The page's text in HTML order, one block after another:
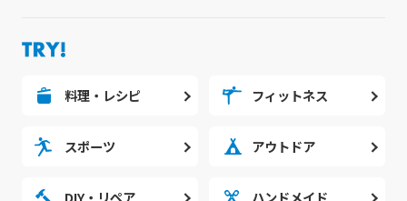
料理・レシピ フィットネス
スポーツ アウトドア
DIY・リペア ハンドメイド